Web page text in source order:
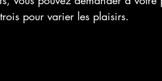
pour varier les plaisirs.